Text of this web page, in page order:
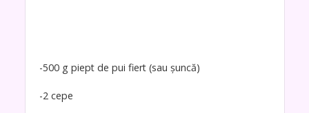
-500 g piept de pui fiert (sau șuncă)
-2 cepe